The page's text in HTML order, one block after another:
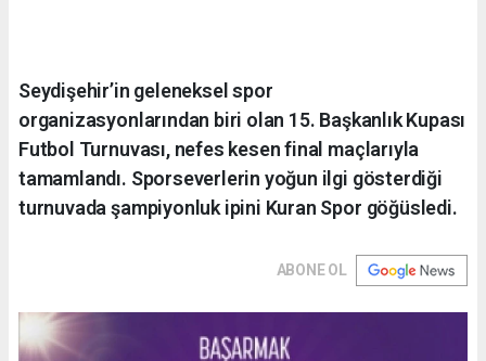
Seydişehir’in geleneksel spor
organizasyonlarından biri olan 15. Başkanlık Kupası
Futbol Turnuvası, nefes kesen final maçlarıyla
tamamlandı. Sporseverlerin yoğun ilgi gösterdiği
turnuvada şampiyonluk ipini Kuran Spor göğüsledi.
ABONE OL